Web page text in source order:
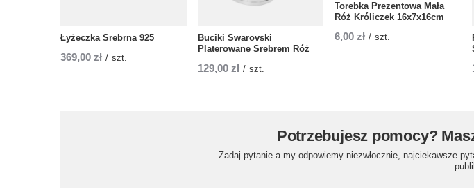
Łyżeczka Srebrna 925
369,00 zł / szt.
Buciki Swarovski
Platerowane Srebrem Róż
129,00 zł / szt.
Torebka Prezentowa Mała
Róż Króliczek 16x7x16cm
6,00 zł / szt.
Potrzebujesz pomocy?
Zadaj pytanie a my odpowiemy niezwłocznie, najciekawsze